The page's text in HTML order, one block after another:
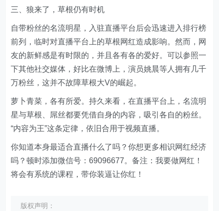
三、狼来了，草根仍有时机
自带粉丝的名流明星，入驻直播平台后会迅速进入排行榜
前列，临时对直播平台上的草根网红造成影响。然而，网
友的新鲜感是有时限的，并且各有各的爱好。可以参照一
下其他社交媒体，好比在微博上，演员姚晨等人拥有几千
万粉丝，这并不故障草根大V的崛起。
萝卜青菜，各有所爱。持久来看，在直播平台上，名流明
星与草根、屌丝都要凭借自身的内容，吸引各自的粉丝。
“内容为王”这条定律，依旧合用于视频直播。
你知道本身最适合直播什么了吗？你想更多相识网红经济
吗？顿时添加微信号：69096677。备注：我要做网红！
将会有系统的课程，带你装逼让你红！
版权声明：